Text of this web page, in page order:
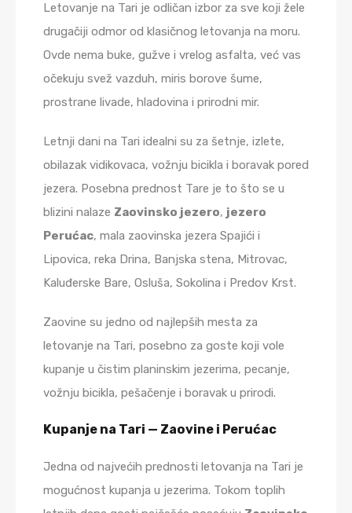
Letovanje na Tari je odličan izbor za sve koji žele
drugačiji odmor od klasičnog letovanja na moru.
Ovde nema buke, gužve i vrelog asfalta, već vas
očekuju svež vazduh, miris borove šume,
prostrane livade, hladovina i prirodni mir.
Letnji dani na Tari idealni su za šetnje, izlete,
obilazak vidikovaca, vožnju bicikla i boravak pored
jezera. Posebna prednost Tare je to što se u
blizini nalaze Zaovinsko jezero, jezero
Perućac, mala zaovinska jezera Spajići i
Lipovica, reka Drina, Banjska stena, Mitrovac,
Kaluđerske Bare, Osluša, Sokolina i Predov Krst.
Zaovine su jedno od najlepših mesta za
letovanje na Tari, posebno za goste koji vole
kupanje u čistim planinskim jezerima, pecanje,
vožnju bicikla, pešačenje i boravak u prirodi.
Kupanje na Tari — Zaovine i Perućac
Jedna od najvećih prednosti letovanja na Tari je
mogućnost kupanja u jezerima. Tokom toplih